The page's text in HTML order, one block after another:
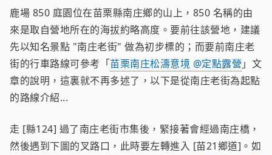
鹿場 850 庭園位在苗栗縣南庄鄉的山上，850 名稱的由
來是取自營地所在的海拔約略高度。要前往該營地，建議
先以知名景點 "南庄老街" 做為初步標的；而要前南庄老
街的行車路線可參考「苗栗南庄松濤意境 @定點露營 」文
章的說明，這裏就不再多述了，以下是從南庄老街為起點
的路線介紹...
走 [縣124] 過了南庄老街市集後，緊接著會經過南庄橋，
然後遇到下圖的叉路口，此時要左轉進入 [苗21鄉道]。如